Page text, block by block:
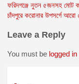
c
e
o
s
s
g
a
i
a
t
A
p
Post
navigation
ফরিদগঞ্জে নুতন ৫জনসহ মোট
চাঁদপুরে করোনার উপসর্গে
Leave a Reply
You must be logged in